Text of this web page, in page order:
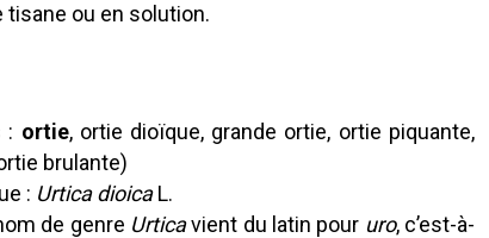
ou en solution.
: ortie, ortie dioïque, grande ortie, ortie piquante,
brulante)
: Urtica dioicaL.
de genre Urticavient du latin pour uro, c’est-à-